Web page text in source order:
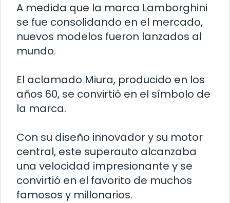
A medida que la marca Lamborghini
se fue consolidando en el mercado,
nuevos modelos fueron lanzados al
mundo.
El aclamado Miura, producido en los
años 60, se convirtió en el símbolo de
la marca.
Con su diseño innovador y su motor
central, este superauto alcanzaba
una velocidad impresionante y se
convirtió en el favorito de muchos
famosos y millonarios.